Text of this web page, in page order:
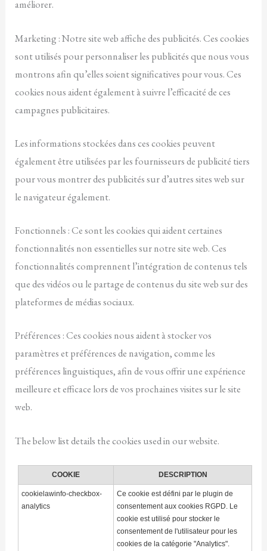
améliorer.
Marketing : Notre site web affiche des publicités. Ces cookies
sont utilisés pour personnaliser les publicités que nous vous
montrons afin qu’elles soient significatives pour vous. Ces
cookies nous aident également à suivre l’efficacité de ces
campagnes publicitaires.
Les informations stockées dans ces cookies peuvent
également être utilisées par les fournisseurs de publicité tiers
pour vous montrer des publicités sur d’autres sites web sur
le navigateur également.
Fonctionnels : Ce sont les cookies qui aident certaines
fonctionnalités non essentielles sur notre site web. Ces
fonctionnalités comprennent l’intégration de contenus tels
que des vidéos ou le partage de contenus du site web sur des
plateformes de médias sociaux.
Préférences : Ces cookies nous aident à stocker vos
paramètres et préférences de navigation, comme les
préférences linguistiques, afin de vous offrir une expérience
meilleure et efficace lors de vos prochaines visites sur le site
web.
The below list details the cookies used in our website.
COOKIE DESCRIPTION
cookielawinfo-checkbox-
analytics
Ce cookie est défini par le plugin de
consentement aux cookies RGPD. Le
cookie est utilisé pour stocker le
consentement de l'utilisateur pour les
cookies de la catégorie "Analytics".